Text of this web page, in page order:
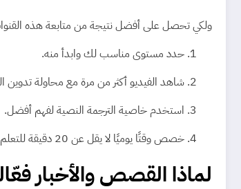
ولكي تحصل على أفضل نتيجة من متابعة هذه
حدد مستوى مناسب لك وابدأ منه.
شاهد الفيديو أكثر من مرة مع محاولة تدوين
استخدم خاصية الترجمة النصية لفهم أفضل.
خصص وقتًا يوميًا لا يقل عن 20 دقيقة للتعلم.
لماذا القصص والأخبار